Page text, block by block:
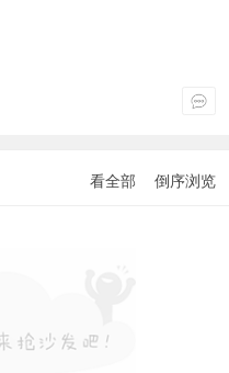
看全部 倒序浏览